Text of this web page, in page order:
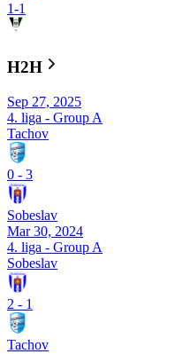
1-1
H2H
Sep 27, 2025
4. liga - Group A
Tachov
0 - 3
Sobeslav
Mar 30, 2024
4. liga - Group A
Sobeslav
2 - 1
Tachov